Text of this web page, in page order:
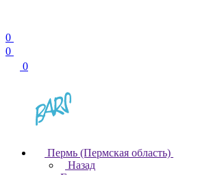
0
0
0
Пермь (Пермская область)
Назад